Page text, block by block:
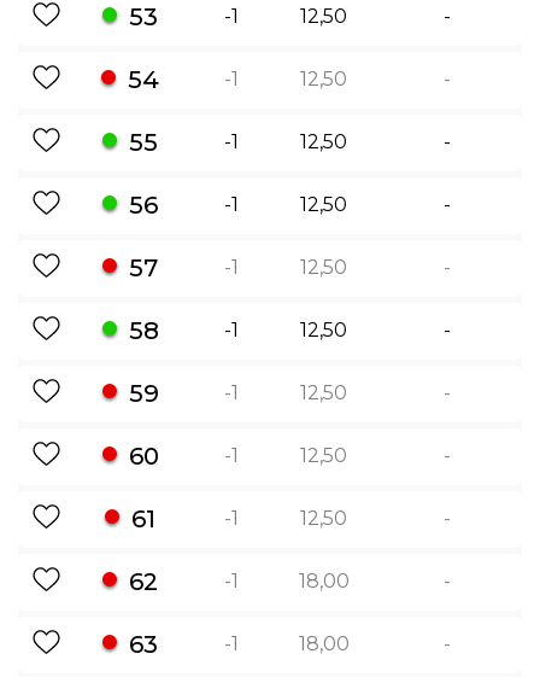
53 -1 12,50 -
54 -1 12,50 -
55 -1 12,50 -
56 -1 12,50 -
57 -1 12,50 -
58 -1 12,50 -
59 -1 12,50 -
60 -1 12,50 -
61 -1 12,50 -
62 -1 18,00 -
63 -1 18,00 -